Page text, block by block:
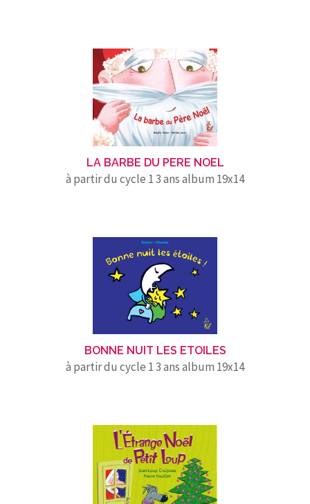
LA BARBE DU PERE NOEL
à partir du cycle 1 3 ans album 19x14
BONNE NUIT LES ETOILES
à partir du cycle 1 3 ans album 19x14